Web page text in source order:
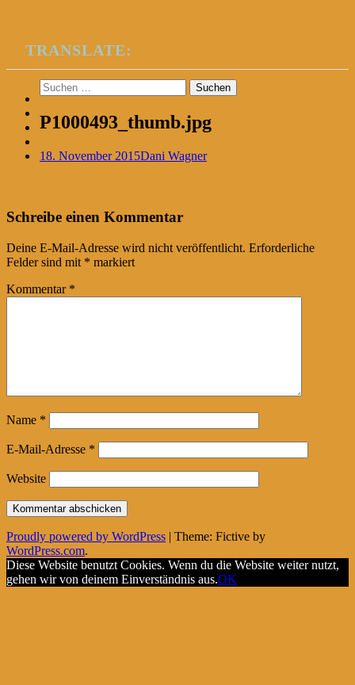
TRANSLATE:
Suchen
nach:
P1000493_thumb.jpg
18. November 2015Dani Wagner
Post
navigation
←
Schreibe einen Kommentar
Deine E-Mail-Adresse wird nicht veröffentlicht. Erforderliche
Felder sind mit * markiert
Kommentar *
Name *
E-Mail-Adresse *
Website
Proudly powered by WordPress | Theme: Fictive by
WordPress.com.
Diese Website benutzt Cookies. Wenn du die Website weiter nutzt,
gehen wir von deinem Einverständnis aus.OK